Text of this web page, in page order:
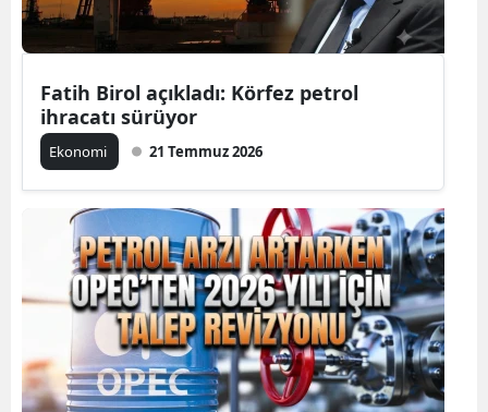
Fatih Birol açıkladı: Körfez petrol
ihracatı sürüyor
Ekonomi 21 Temmuz 2026